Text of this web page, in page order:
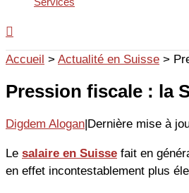
Accueil > Actualité en Suisse >
Pression fiscale : la
Digdem Alogan Dernière mise à
Le salaire en Suisse fait en
en effet incontestablement plus